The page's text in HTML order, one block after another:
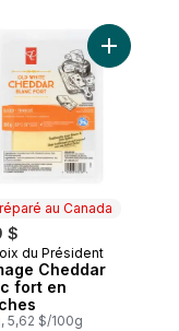
blanc fort. au
au Canada
$
au Canada
du Président
Cheddar
fort en
5,62 $/100g
Ajouter